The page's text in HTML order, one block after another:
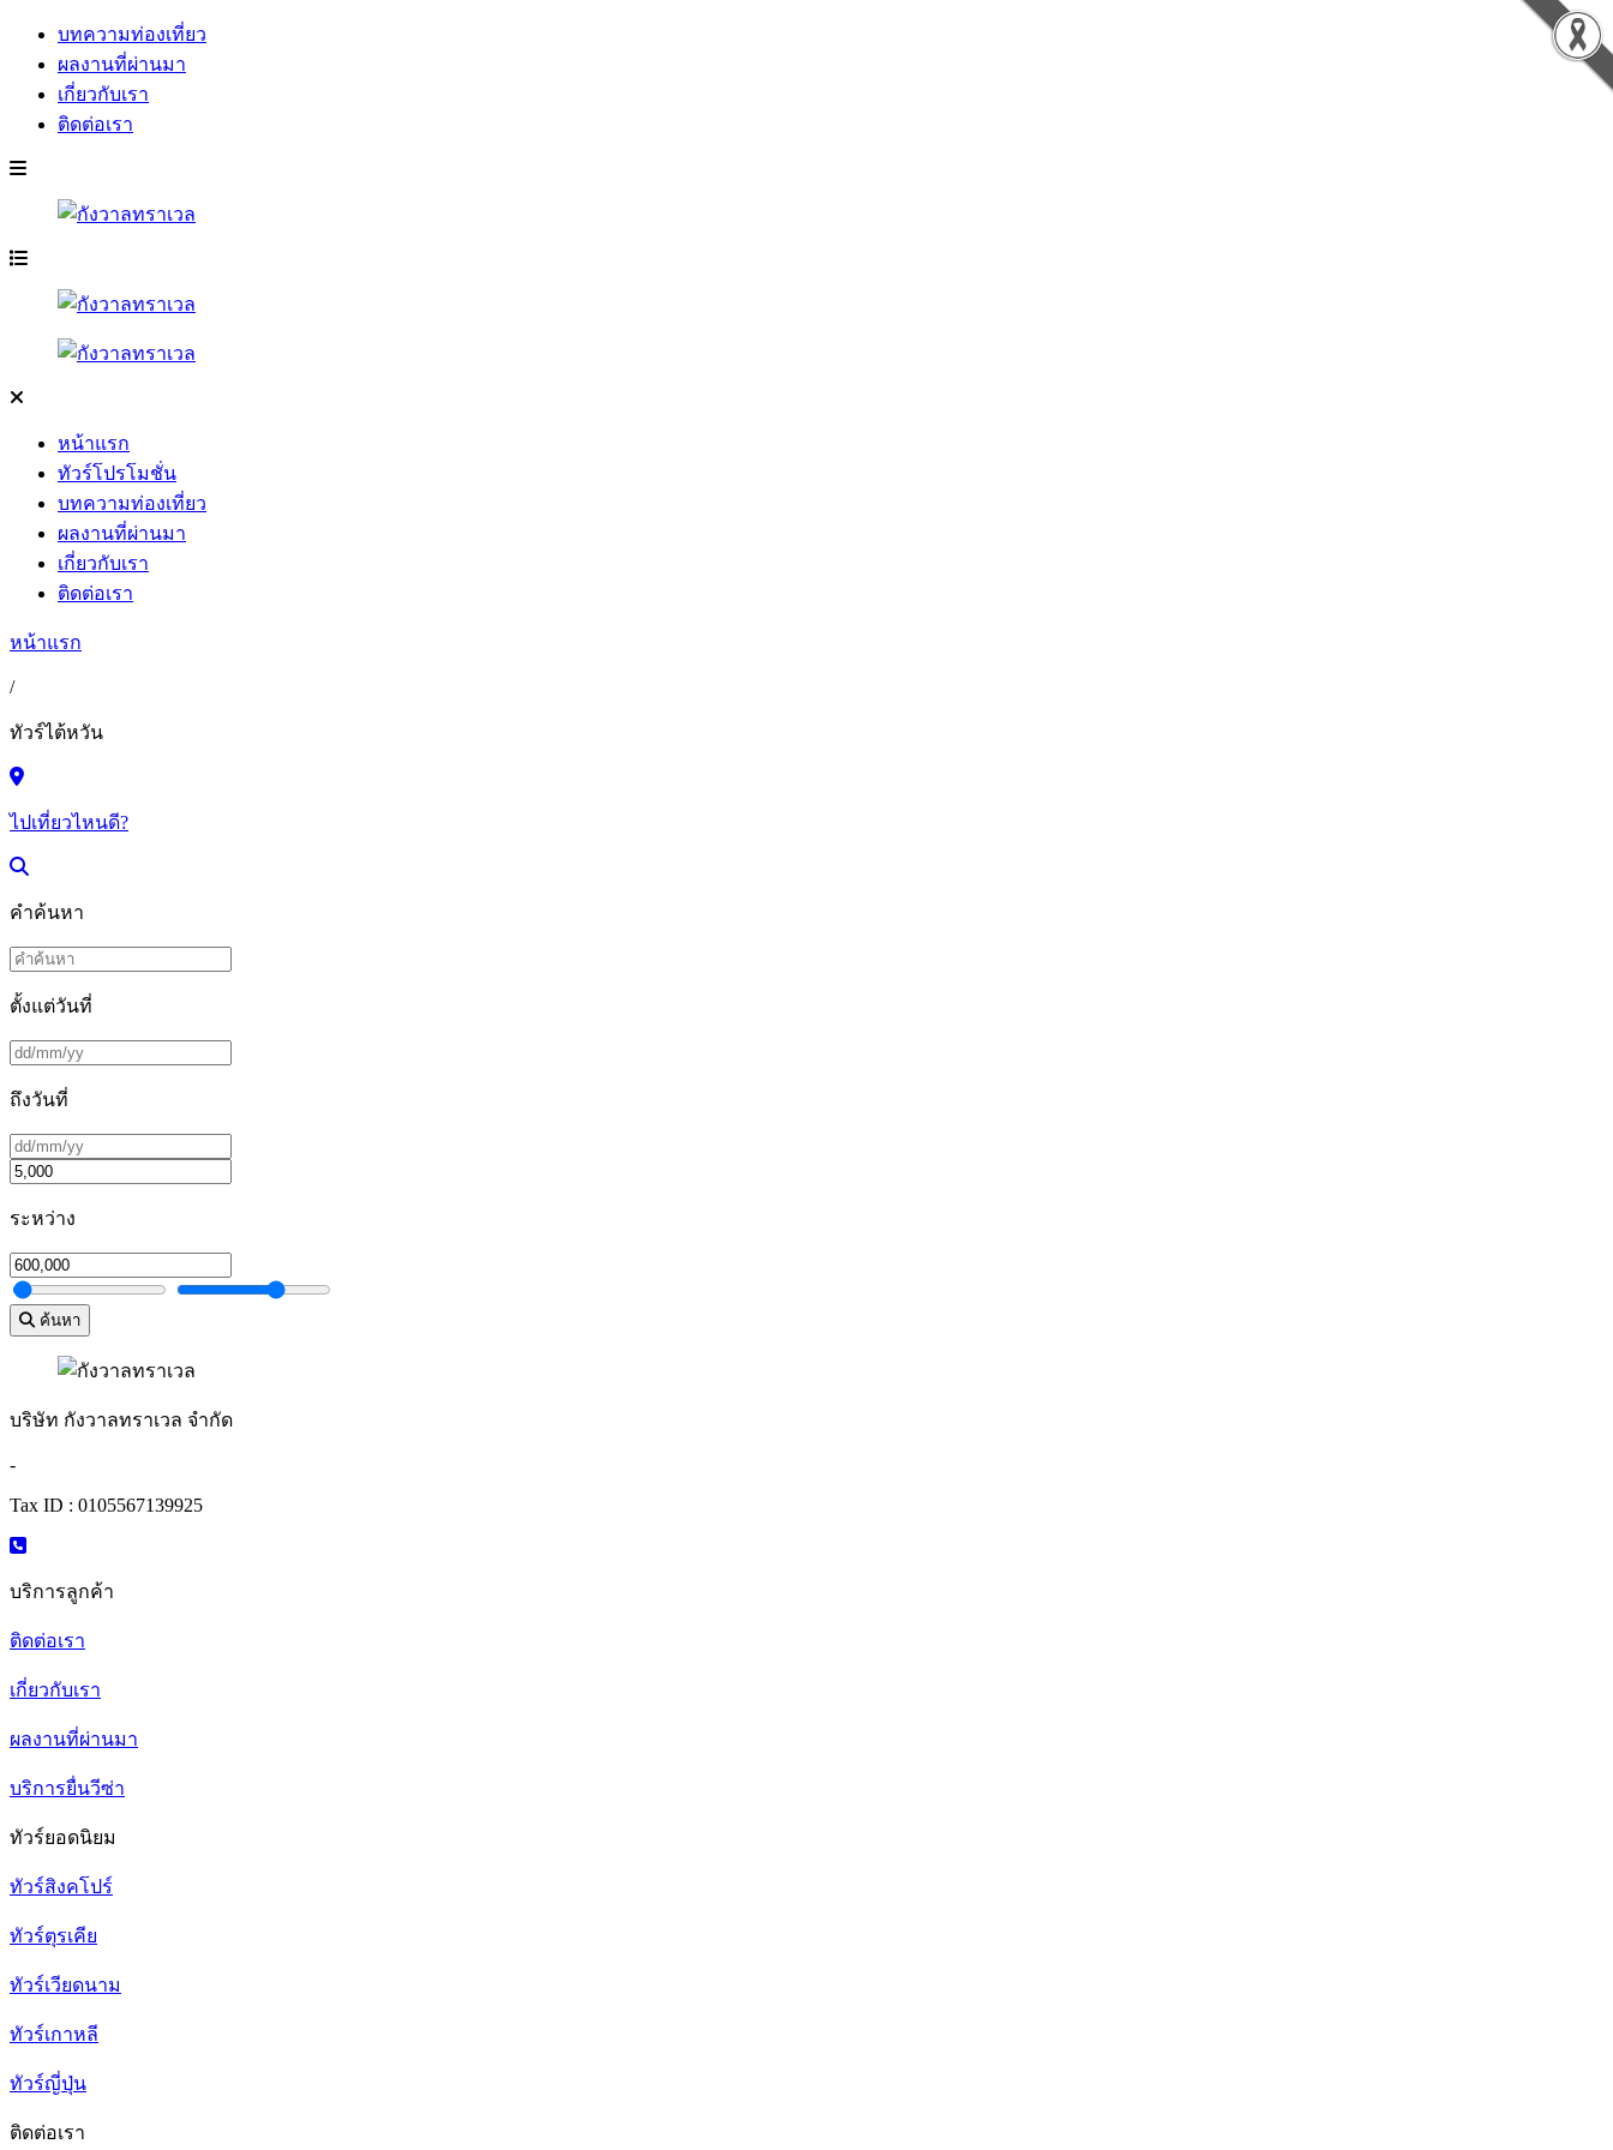
บทความท่องเที่ยว
ผลงานที่ผ่านมา
เกี่ยวกับเรา
ติดต่อเรา
หน้าแรก
ทัวร์โปรโมชั่น
บทความท่องเที่ยว
ผลงานที่ผ่านมา
เกี่ยวกับเรา
ติดต่อเรา
หน้าแรก
/
ทัวร์ไต้หวัน
ไปเที่ยวไหนดี?
คำค้นหา
ตั้งแต่วันที่
ถึงวันที่
ระหว่าง
ค้นหา
บริษัท กังวาลทราเวล จำกัด
-
Tax ID : 0105567139925
บริการลูกค้า
ติดต่อเรา
เกี่ยวกับเรา
ผลงานที่ผ่านมา
บริการยื่นวีซ่า
ทัวร์ยอดนิยม
ทัวร์สิงคโปร์
ทัวร์ตุรเคีย
ทัวร์เวียดนาม
ทัวร์เกาหลี
ทัวร์ญี่ปุ่น
ติดต่อเรา